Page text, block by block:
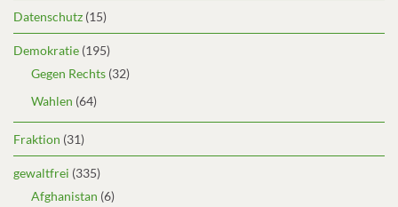
Datenschutz (15)
Demokratie (195)
Gegen Rechts (32)
Wahlen (64)
Fraktion (31)
gewaltfrei (335)
Afghanistan (6)